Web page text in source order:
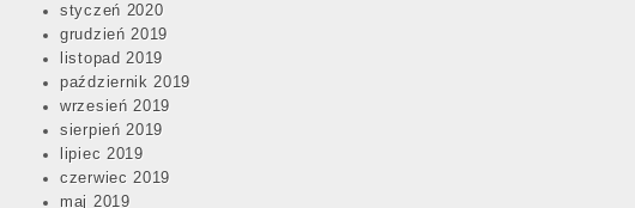
styczeń 2020
grudzień 2019
listopad 2019
październik 2019
wrzesień 2019
sierpień 2019
lipiec 2019
czerwiec 2019
maj 2019